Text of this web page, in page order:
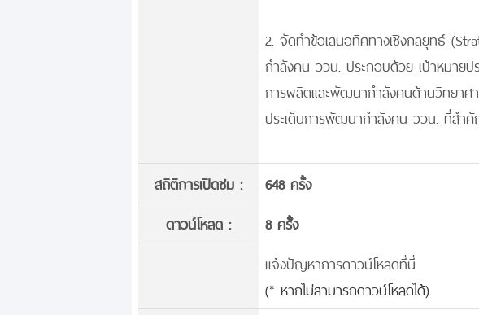
2. จัดทำข้อเสนอทิศทางเชิงกลยุทธ์
กำลังคน ววน. ประกอบด้วย เป้าหมาย
การผลิตและพัฒนากำลังคนด้านวิทยาศ
ประเด็นการพัฒนากำลังคน ววน. ที่สำ
สถิติการเปิดชม :
648 ครั้ง
ดาวน์โหลด :
8 ครั้้ง
แจ้งปัญหาการดาวน์โหลดที่นี่
(* หากไม่สามารถดาวน์โหลดได้)